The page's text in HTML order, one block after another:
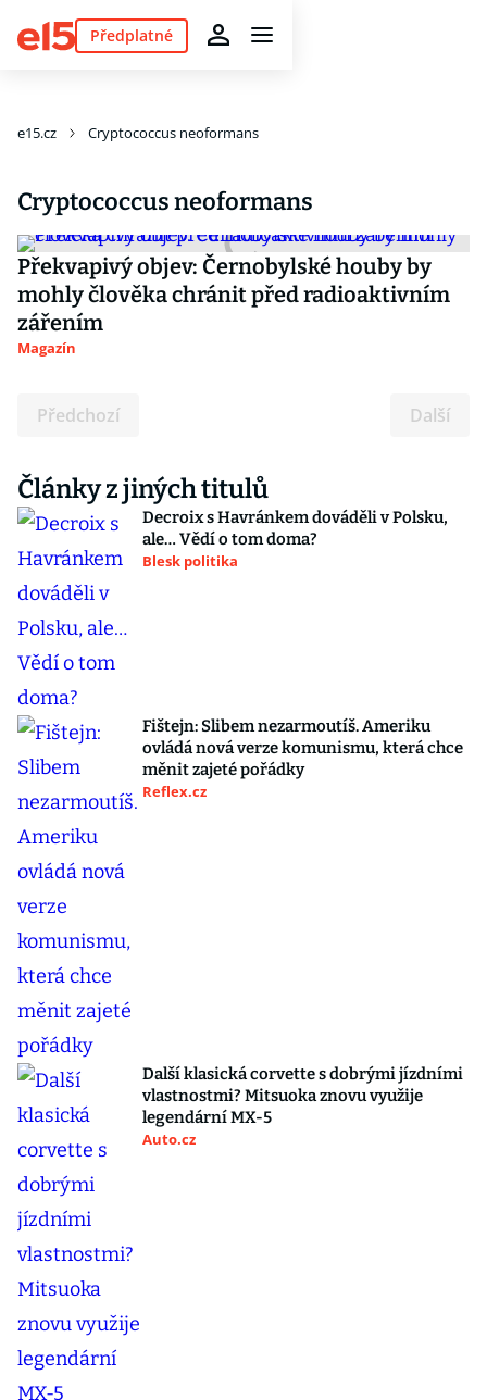
Předplatné
e15.cz Cryptococcus neoformans
Cryptococcus neoformans
Překvapivý objev: Černobylské houby by
mohly člověka chránit před radioaktivním
zářením
Magazín
Předchozí Další
Články z jiných titulů
Decroix s Havránkem dováděli v Polsku,
ale… Vědí o tom doma?
Blesk politika
Fištejn: Slibem nezarmoutíš. Ameriku
ovládá nová verze komunismu, která chce
měnit zajeté pořádky
Reflex.cz
Další klasická corvette s dobrými jízdními
vlastnostmi? Mitsuoka znovu využije
legendární MX-5
Auto.cz